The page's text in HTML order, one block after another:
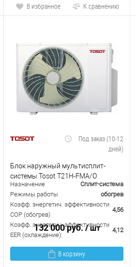
В избранное
К сравнению
Под заказ (10-12
дней)
Блок наружный мультисплит-
системы Tosot T21H-FMA/O
Назначение
Сплит-система
Режимы работы
обогрев
Коэфф. энергетич. эффективности
COP (обогрев)
4,56
Коэфф. энергетич. эффективности
EER (охлаждение):
4,12
132 000 руб./ шт
В корзину